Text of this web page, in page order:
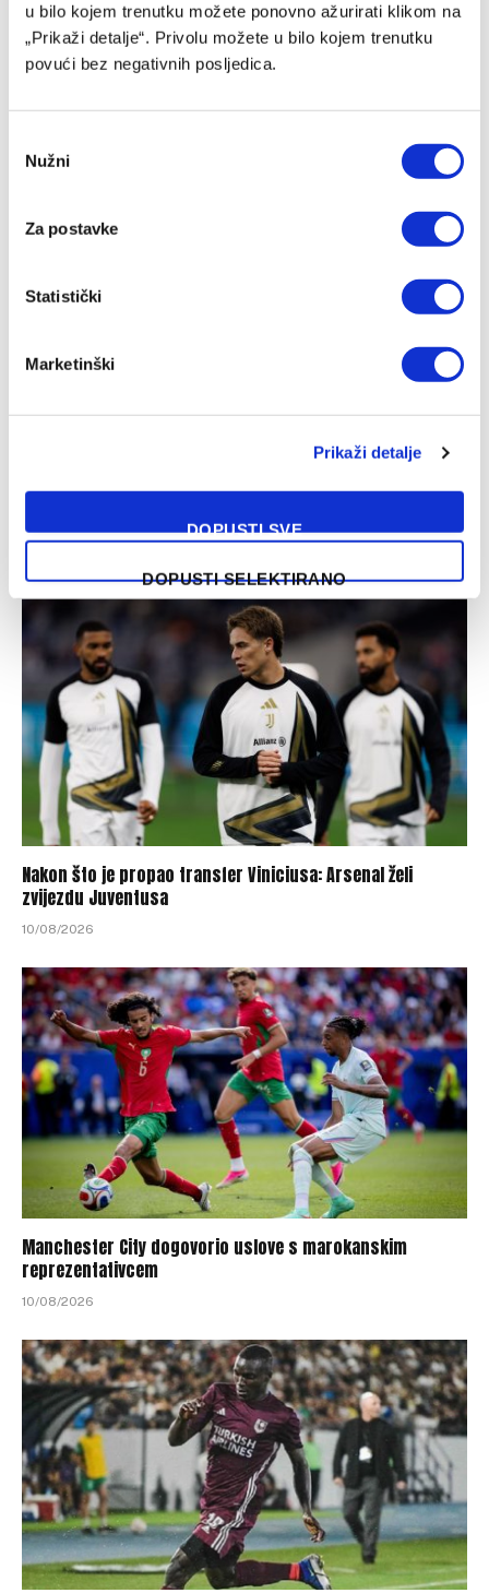
u bilo kojem trenutku možete ponovno ažurirati klikom na
„Prikaži detalje“. Privolu možete u bilo kojem trenutku
povući bez negativnih posljedica.
Selection
Nužni
Za postavke
Statistički
Marketinški
Prikaži detalje
DOPUSTI SVE
DOPUSTI SELEKTIRANO
WhatsAppEmail Copy
Link
PRETHODNI ČLANAK
rješenjem na klupi za
Hodžić: Igračice su se trudile
da ispoštuju svaki segment
SLIČNE OBJAVE
Nakon što je propao transfer Viniciusa: Arsenal želi
zvijezdu Juventusa
10/08/2026
Manchester City dogovorio uslove s marokanskim
reprezentativcem
10/08/2026